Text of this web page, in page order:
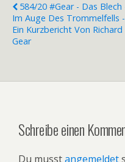
584/20 #Gear - Das Blech
Im Auge Des Trommelfells -
Ein Kurzbericht Von Richard
Gear
Schreibe einen
Du musstangemeldet